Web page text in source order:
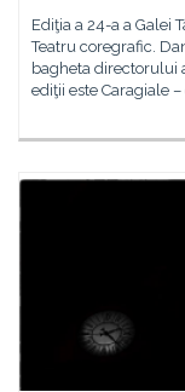
Ediţia a 24-a a Galei
Teatru coregrafic.
bagheta directorului
ediţii este Caragiale